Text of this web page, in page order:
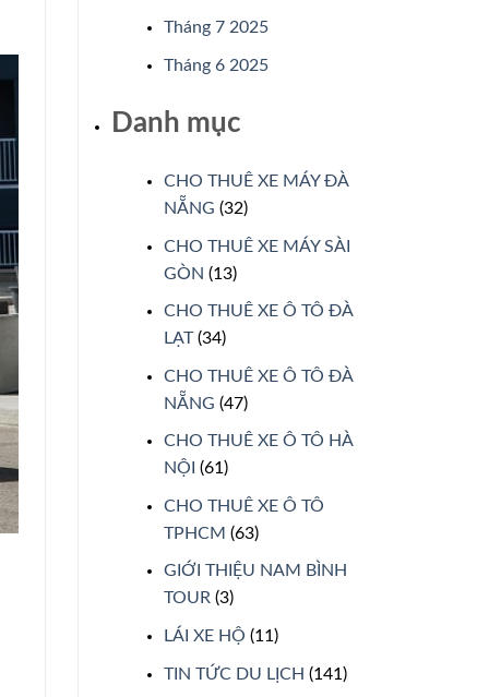
Tháng 7 2025
Tháng 6 2025
Danh mục
CHO THUÊ XE MÁY ĐÀ
NẴNG (32)
CHO THUÊ XE MÁY SÀI
GÒN (13)
CHO THUÊ XE Ô TÔ ĐÀ
LẠT(34)
CHO THUÊ XE Ô TÔ ĐÀ
NẴNG (47)
CHO THUÊ XE Ô TÔ HÀ
NỘI (61)
CHO THUÊ XE Ô TÔ
TPHCM (63)
GIỚI THIỆU NAM BÌNH
TOUR (3)
LÁI XE HỘ (11)
TIN TỨC DU LỊCH (141)